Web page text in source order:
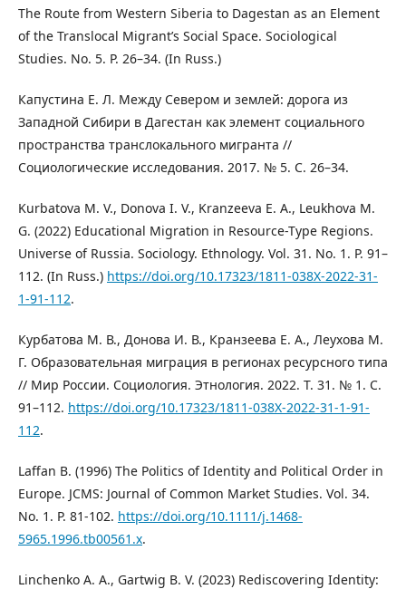
The Route from Western Siberia to Dagestan as an Element
of the Translocal Migrant’s Social Space. Sociological
Studies. No. 5. P. 26–34. (In Russ.)
Капустина Е. Л. Между Севером и землей: дорога из
Западной Сибири в Дагестан как элемент социального
пространства транслокального мигранта //
Социологические исследования. 2017. № 5. С. 26–34.
Kurbatova M. V., Donova I. V., Kranzeeva E. A., Leukhova M.
G. (2022) Educational Migration in Resource-Type Regions.
Universe of Russia. Sociology. Ethnology. Vol. 31. No. 1. P. 91–
112. (In Russ.) https://doi.org/10.17323/1811-038X-2022-31-
1-91-112.
Курбатова М. В., Донова И. В., Кранзеева Е. А., Леухова М.
Г. Образовательная миграция в регионах ресурсного типа
// Мир России. Социология. Этнология. 2022. Т. 31. № 1. С.
91–112. https://doi.org/10.17323/1811-038X-2022-31-1-91-
112.
Laffan B. (1996) The Politics of Identity and Political Order in
Europe. JCMS: Journal of Common Market Studies. Vol. 34.
No. 1. P. 81-102. https://doi.org/10.1111/j.1468-
5965.1996.tb00561.x.
Linchenko A. A., Gartwig B. V. (2023) Rediscovering Identity: